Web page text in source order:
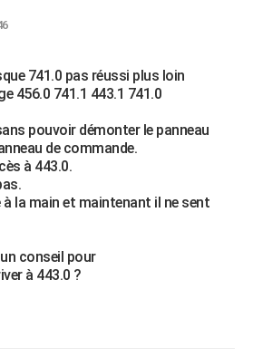
741.0 pas réussi plus loin
456.0 741.1 443.1 741.0
pouvoir démonter le panneau
de commande.
à 443.0.
la main et maintenant il ne sent
conseil pour
à 443.0 ?